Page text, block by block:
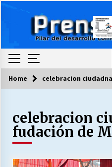
COLUMNISTA
Ya se
cuándo van a
03/08/2026
LA DC POR
Home celebracion
celebracion
fudación de